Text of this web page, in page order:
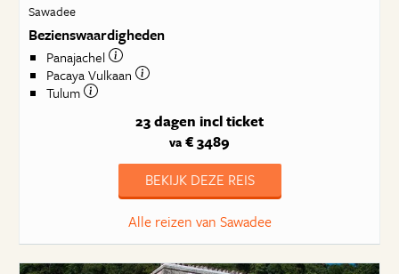
Sawadee
Bezienswaardigheden
Panajachel
Pacaya Vulkaan
Tulum
23 dagen incl ticket
va € 3489
BEKIJK DEZE REIS
Alle reizen van Sawadee